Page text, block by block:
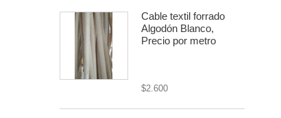
Cable textil forrado
Algodón Blanco,
Precio por metro
$2.600